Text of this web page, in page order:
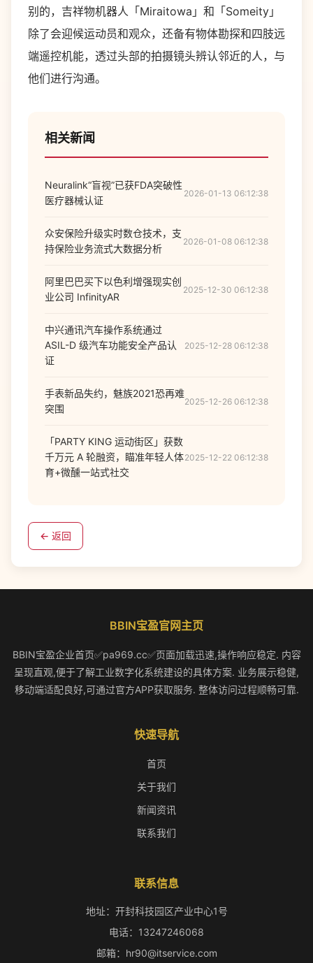
别的，吉祥物机器人「Miraitowa」和「Someity」
除了会迎候运动员和观众，还备有物体勘探和四肢远
端遥控机能，透过头部的拍摄镜头辨认邻近的人，与
他们进行沟通。
相关新闻
Neuralink“盲视”已获FDA突破性
医疗器械认证
2026-01-13 06:12:38
众安保险升级实时数仓技术，支
持保险业务流式大数据分析
2026-01-08 06:12:38
阿里巴巴买下以色利增强现实创
业公司 InfinityAR
2025-12-30 06:12:38
中兴通讯汽车操作系统通过
ASIL-D 级汽车功能安全产品认
证
2025-12-28 06:12:38
手表新品失约，魅族2021恐再难
突围
2025-12-26 06:12:38
「PARTY KING 运动街区」获数
千万元 A 轮融资，瞄准年轻人体
育+微醺一站式社交
2025-12-22 06:12:38
← 返回
BBIN宝盈官网主页
BBIN宝盈企业首页✅pa969.cc✅页面加载迅速,操作响应稳定. 内容
呈现直观,便于了解工业数字化系统建设的具体方案. 业务展示稳健,
移动端适配良好,可通过官方APP获取服务. 整体访问过程顺畅可靠.
快速导航
首页
关于我们
新闻资讯
联系我们
联系信息
地址：开封科技园区产业中心1号
电话：13247246068
邮箱：hr90@itservice.com